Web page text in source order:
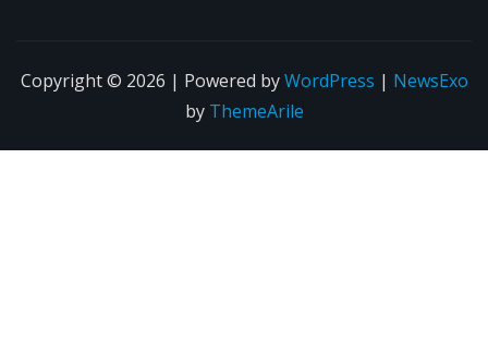
Copyright © 2026 | Powered byWordPress | NewsExo
by ThemeArile